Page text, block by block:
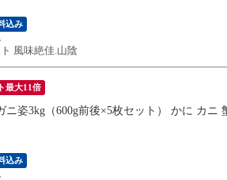
込み
風味絶佳.山陰
最大11倍
ニ姿3kg（600g前後×5枚セット） かに カニ
込み